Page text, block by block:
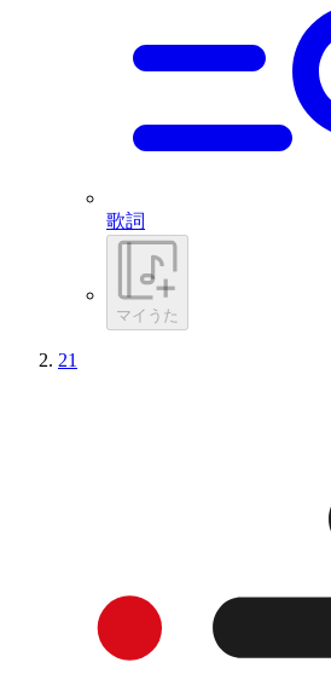
歌詞
マイうた
21